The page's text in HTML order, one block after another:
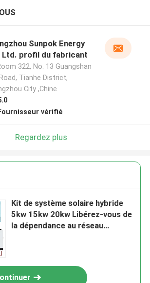
un message
Sunpok Energy
Ltd. profil du fabricant
322, No. 13 Guangshan
Tianhe District,
City ,Chine
vérifié
Regardez plus
Kit de système solaire hybride
5kw 15kw 20kw Libérez-vous de
la dépendance au réseau